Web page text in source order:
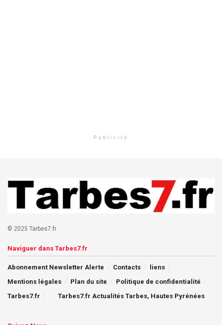
Publicité
© 2025 Tarbes7.fr
Naviguer dans Tarbes7.fr
Abonnement Newsletter Alerte Contacts
liens
Mentions légales
Plan du site
Politique de confidentialité
Tarbes7.fr
Tarbes7.fr Actualités Tarbes, Hautes Pyrénées